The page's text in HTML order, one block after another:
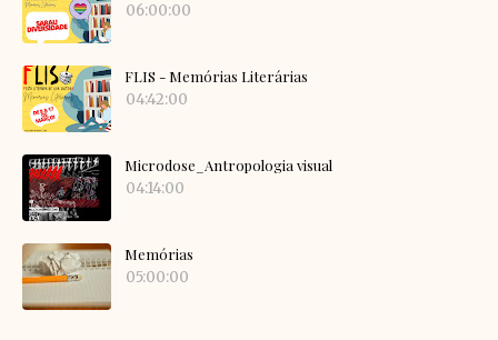
06:00:00
FLIS - Memórias Literárias
04:42:00
Microdose_Antropologia visual
04:14:00
Memórias
05:00:00